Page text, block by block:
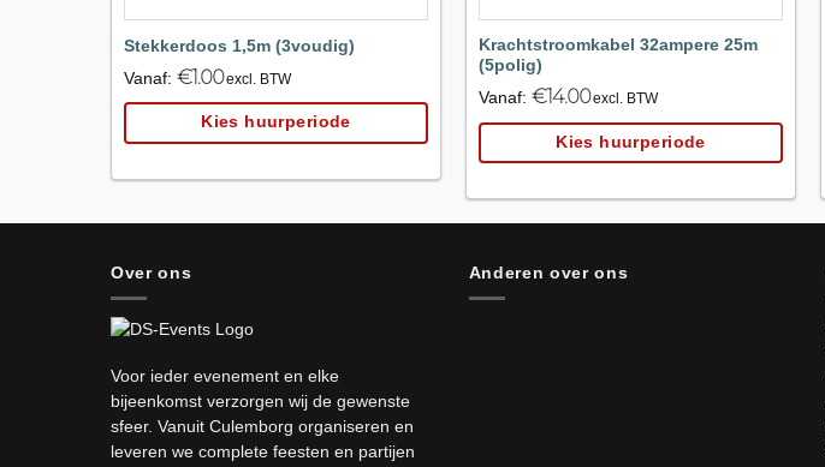
Stekkerdoos 1,5m (3voudig)
Vanaf: €1.00excl. BTW
Kies huurperiode
Krachtstroomkabel 32ampere 25m
(5polig)
Vanaf: €14.00excl. BTW
Kies huurperiode
Over ons
Voor ieder evenement en elke
bijeenkomst verzorgen wij de gewenste
sfeer. Vanuit Culemborg organiseren en
leveren we complete feesten en partijen
Anderen over ons